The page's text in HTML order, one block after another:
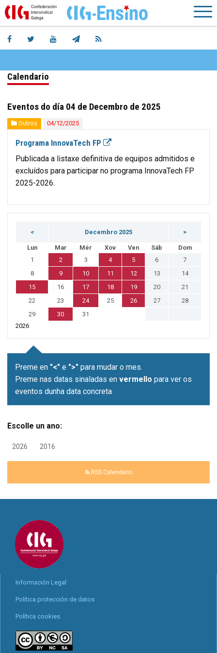
Calendario
Eventos do día 04 de Decembro de 2025
Outros 04/12/2025
Programa InnovaTech FP
Publicada a listaxe definitiva de equipos admitidos e
excluídos para participar no programa InnovaTech FP
2025-2026.
< Decembro 2025 >
Lun Mar Mér Xov Ven Sáb
Dom
1
2 3 4 5 6
7
8
9 10 11 12 13
14
15
16 17 18 19 20
21
22
23 24 25 26 27
28
29
30
31
2026
Preme en "<" e ">" para mudar o mes.
Preme nas datas sinaladas en vermello para ver os
eventos dunha data concreta
Escolle un ano:
2026 2016
RSS Calendario
Información Legal
Política protección de datos
Política cookies